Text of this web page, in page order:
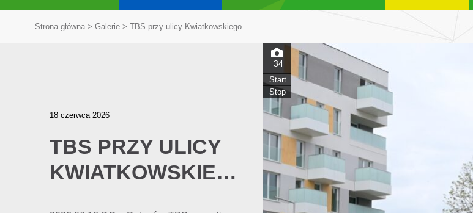
Strona główna > Galerie > TBS przy ulicy Kwiatkowskiego
18 czerwca 2026
TBS PRZY ULICY
KWIATKOWSKIEGO
34
Start
Stop